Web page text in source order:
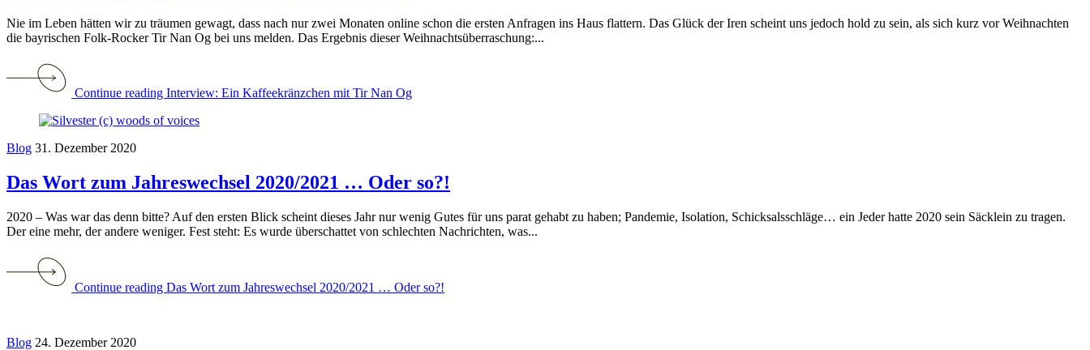
Nie im Leben hätten wir zu träumen gewagt, dass nach nur zwei Monaten online schon die ersten Anfragen ins Haus flattern. Das Glück der Iren scheint uns jedoch hold zu sein, als sich kurz vor Weihnachten
die bayrischen Folk-Rocker Tir Nan Og bei uns melden. Das Ergebnis dieser Weihnachtsüberraschung:...
Continue reading Interview: Ein Kaffeekränzchen mit Tir Nan Og
Blog 31. Dezember 2020
Das Wort zum Jahreswechsel 2020/2021 … Oder so?!
2020 – Was war das denn bitte? Auf den ersten Blick scheint dieses Jahr nur wenig Gutes für uns parat gehabt zu haben; Pandemie, Isolation, Schicksalsschläge… ein Jeder hatte 2020 sein Säcklein zu tragen.
Der eine mehr, der andere weniger. Fest steht: Es wurde überschattet von schlechten Nachrichten, was...
Continue reading Das Wort zum Jahreswechsel 2020/2021 … Oder so?!
Blog 24. Dezember 2020